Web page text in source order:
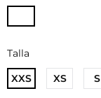
Talla
XXS
XS S